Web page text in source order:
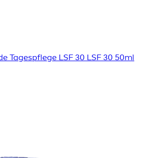
Tagespflege LSF 30 LSF 30 50ml